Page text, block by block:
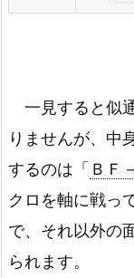
一見すると似
りませんが、中
するのは「 ＢＦ
クロを軸に戦っ
で、それ以外の
られます。